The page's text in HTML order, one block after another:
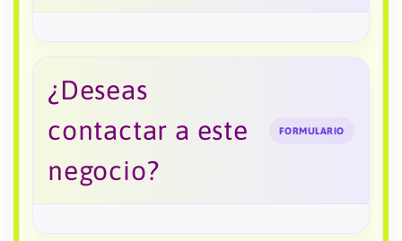
¿Deseas
contactar a este
negocio?
FORMULARIO